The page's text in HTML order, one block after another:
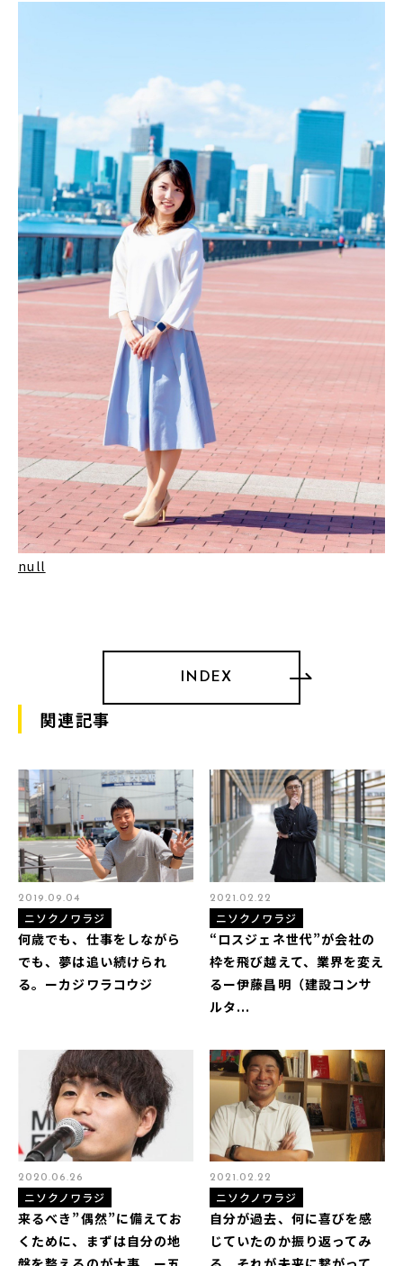
null
INDEX
関連記事
何歳でも、仕事をしながら
でも、夢は追い続けられ
る。ーカジワラコウジ
2019.09.04
ニソクノワラジ
“ロスジェネ世代”が会社の
枠を飛び越えて、業界を変え
るー伊藤昌明（建設コンサ
ルタ...
2021.02.22
ニソクノワラジ
来るべき”偶然”に備えてお
くために、まずは自分の地
2020.06.26
ニソクノワラジ
自分が過去、何に喜びを感
じていたのか振り返ってみ
2021.02.22
ニソクノワラジ